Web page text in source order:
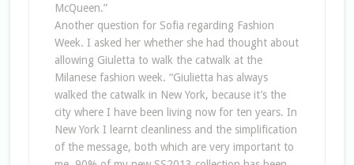
McQueen.”
Another question for Sofia regarding Fashion
Week. I asked her whether she had thought about
allowing Giuletta to walk the catwalk at the
Milanese fashion week. “Giulietta has always
walked the catwalk in New York, because it’s the
city where I have been living now for ten years. In
New York I learnt cleanliness and the simplification
of the message, both which are very important to